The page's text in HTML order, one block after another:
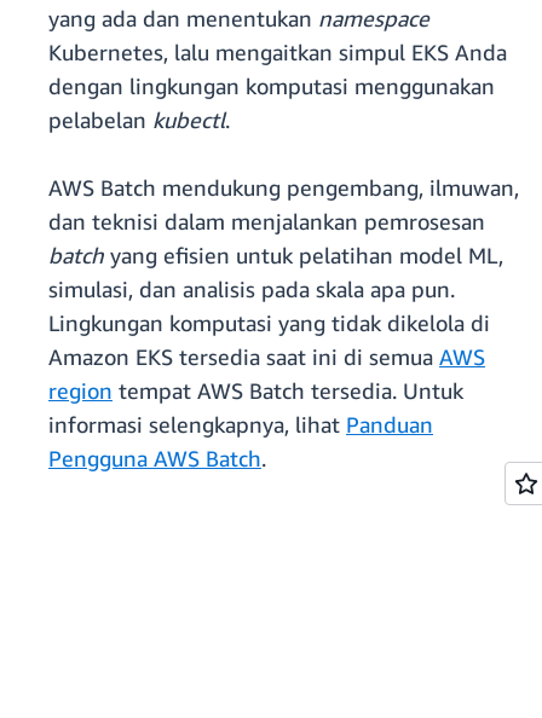
yang ada dan menentukan namespace
Kubernetes, lalu mengaitkan simpul EKS Anda
dengan lingkungan komputasi menggunakan
pelabelan kubectl.
AWS Batch mendukung pengembang, ilmuwan,
dan teknisi dalam menjalankan pemrosesan
batch yang efisien untuk pelatihan model ML,
simulasi, dan analisis pada skala apa pun.
Lingkungan komputasi yang tidak dikelola di
Amazon EKS tersedia saat ini di semua AWS
region tempat AWS Batch tersedia. Untuk
informasi selengkapnya, lihat Panduan
Pengguna AWS Batch.